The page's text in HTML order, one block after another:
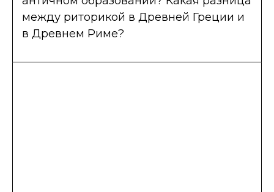
между риторикой в Древней Греции и
в Древнем Риме?